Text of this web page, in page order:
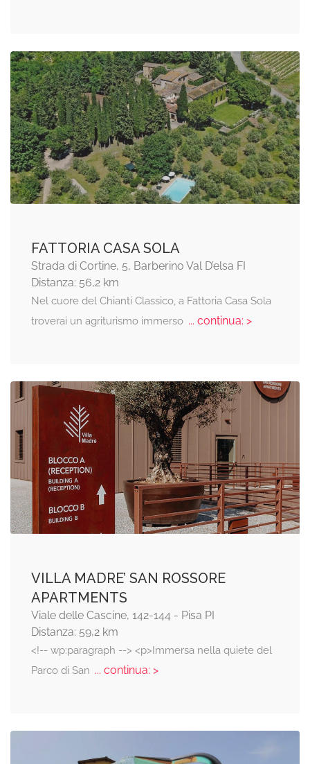
FATTORIA CASA SOLA
Strada di Cortine, 5, Barberino Val D’elsa FI
Distanza: 56,2 km
Nel cuore del Chianti Classico, a Fattoria Casa Sola
troverai un agriturismo immerso... continua: >
VILLA MADRE’ SAN ROSSORE
APARTMENTS
Viale delle Cascine, 142-144 - Pisa PI
Distanza: 59,2 km
<!-- wp:paragraph --> <p>Immersa nella quiete del
Parco di San ... continua: >